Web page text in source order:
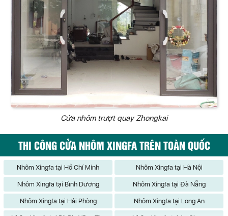
Cửa nhôm trượt quay Zhongkai
THI CÔNG CỬA NHÔM XINGFA TRÊN TOÀN QUỐC
Nhôm Xingfa tại Hồ Chí Minh Nhôm Xingfa tại Hà Nội
Nhôm Xingfa tại Bình Dương Nhôm Xingfa tại Đà Nẵng
Nhôm Xingfa tại Hải Phòng Nhôm Xingfa tại Long An